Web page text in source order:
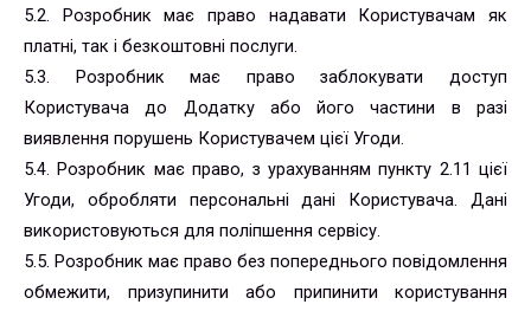
5.2. Розробник має право надавати Користувачам як
платні, так і безкоштовні послуги.
5.3. Розробник має право заблокувати доступ
Користувача до Додатку або його частини в разі
виявлення порушень Користувачем цієї Угоди.
5.4. Розробник має право, з урахуванням пункту 2.11 цієї
Угоди, обробляти персональні дані Користувача. Дані
використовуються для поліпшення сервісу.
5.5. Розробник має право без попереднього повідомлення
обмежити, призупинити або припинити користування